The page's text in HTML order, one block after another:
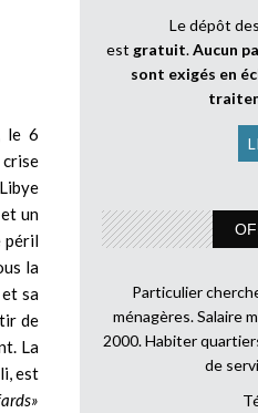
le 6
un
péril
la
sa
de
La
est
Le dépôt
est gratuit.Aucun
sont exigés en
Particulier
ménagères. Salaire
2000. Habiter
de